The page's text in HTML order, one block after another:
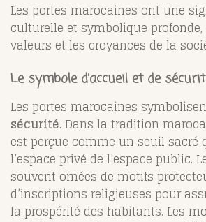
Les portes marocaines ont une
culturelle et symbolique
valeurs et les croyances de la
Le symbole d’accueil et de
Les portes marocaines
sécurité. Dans la tradition
est perçue comme un seuil sacré
l’espace privé de l’espace public.
souvent ornées de motifs
d’inscriptions religieuses pour
la prospérité des habitants. Les